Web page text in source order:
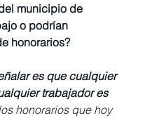
municipio de
o podrían
honorarios?
es que cualquier
trabajador es
honorarios que hoy